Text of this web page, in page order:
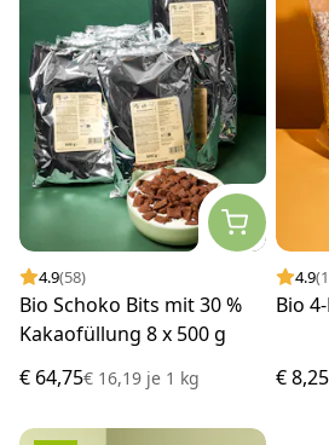
4.9(58)
Bio Schoko Bits mit 30 %
Kakaofüllung 8 x 500 g
€ 64,75€ 16,19 je 1 kg
4.9
Bio
€ 8,25